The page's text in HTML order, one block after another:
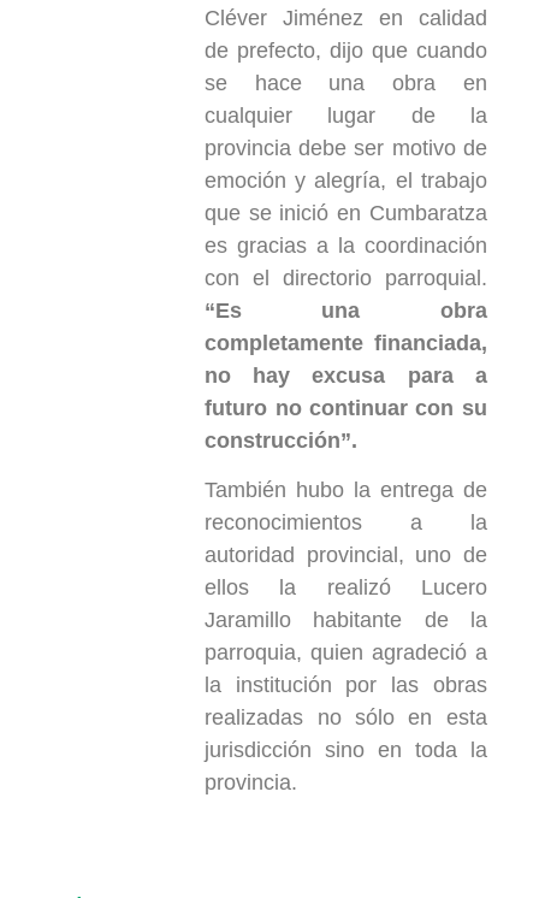
Cléver Jiménez en calidad
de prefecto, dijo que cuando
se hace una obra en
cualquier lugar de la
provincia debe ser motivo de
emoción y alegría, el trabajo
que se inició en Cumbaratza
es gracias a la coordinación
con el directorio parroquial.
“Es una obra
completamente financiada,
no hay excusa para a
futuro no continuar con su
construcción”.
También hubo la entrega de
reconocimientos a la
autoridad provincial, uno de
ellos la realizó Lucero
Jaramillo habitante de la
parroquia, quien agradeció a
la institución por las obras
realizadas no sólo en esta
jurisdicción sino en toda la
provincia.